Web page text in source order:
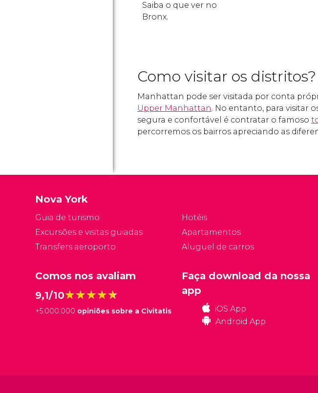
Saiba o que ver no
Bronx.
Como visitar os distritos?
Manhattan pode ser visitada por conta
Upper Manhattan. No entanto, para visitar
segura e confortável é contratar o famoso
percorremos os bairros apreciando as
Nova York
Guia de turismo
Excursões e visitas guiadas
Transfers aeroporto
Hotéis
Apartamentos
Aluguel de carros
Comos nos avaliam
9,1/10★★★★★
★★★★★
+5.000.000 opiniões sobre a Civitatis
Faça download da nossa
app
iOS App
Android App